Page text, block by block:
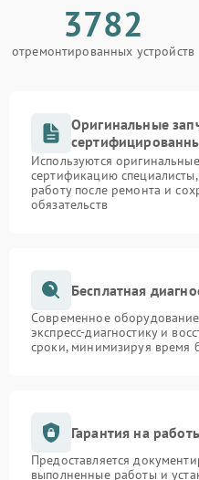
3782
отремонтированных устройств
Оригинальные
Используются
сертификацию
работу после ремонта и
обязательств
Бесплатная
Современное
экспресс-диагностику и
сроки, минимизируя время
Гарантия на
Предоставляется
выполненные работы и